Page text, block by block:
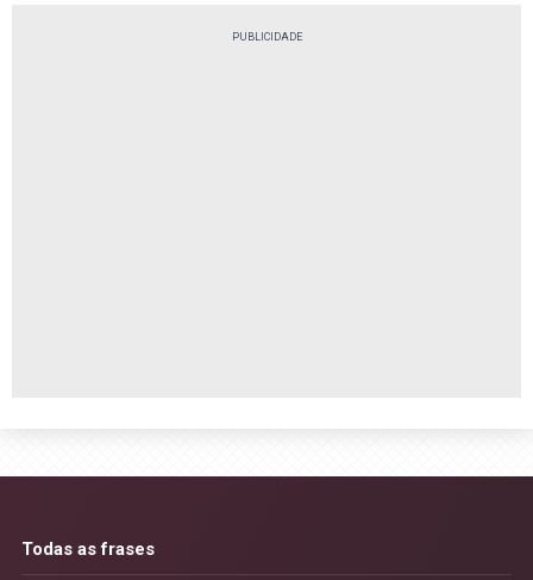
PUBLICIDADE
Todas as frases